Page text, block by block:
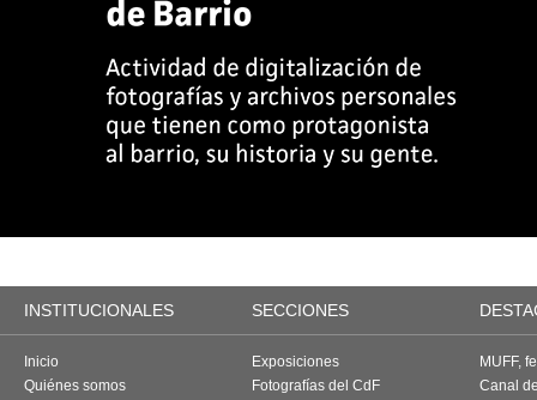
INSTITUCIONALES SECCIONES
Inicio
Quiénes somos
Exposiciones
Fotografías del CdF
MUFF,
Canal